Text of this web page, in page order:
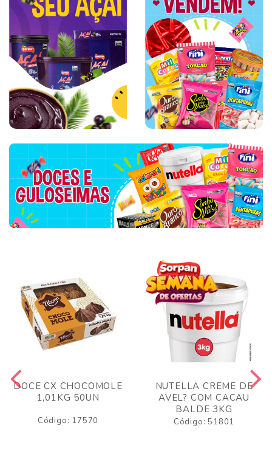
DOCE CX CHOCOMOLE
1,01KG 50UN
Código: 17570
NUTELLA CREME DE
AVEL? COM CACAU
BALDE 3KG
Código: 51801